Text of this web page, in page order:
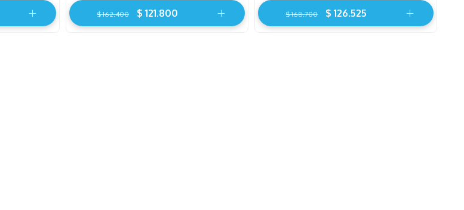
$ 162.400 $ 121.800 $ 168.700 $ 126.525